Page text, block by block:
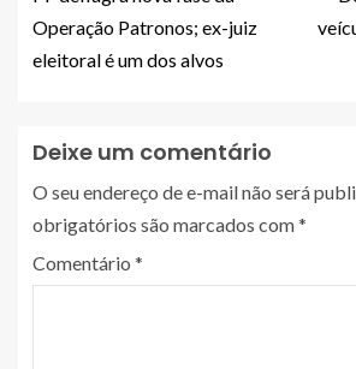
Operação Patronos; ex-juiz
eleitoral é um dos alvos
Deixe um comentário
O seu endereço de e-mail não será
obrigatórios são marcados com*
Comentário *